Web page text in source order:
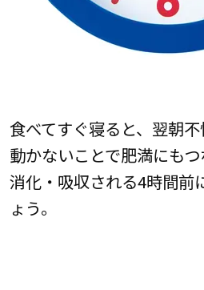
食べてすぐ寝ると、翌朝不
動かないことで肥満にも
消化・吸収される4時間前
ょう。